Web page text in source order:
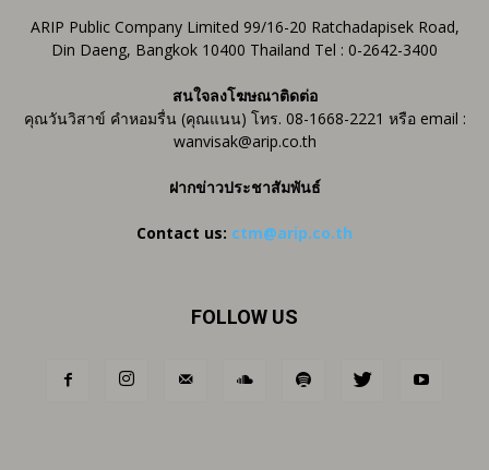
ARIP Public Company Limited 99/16-20 Ratchadapisek Road,
Din Daeng, Bangkok 10400 Thailand Tel : 0-2642-3400
สนใจลงโฆษณาติดต่อ
คุณวันวิสาข์ คำหอมรื่น (คุณแนน) โทร. 08-1668-2221 หรือ email :
wanvisak@arip.co.th
ฝากข่าวประชาสัมพันธ์
Contact us: ctm@arip.co.th
FOLLOW US